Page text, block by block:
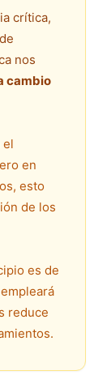
crítica,
nos
cambio
el
en
esto
de los
es de
reduce